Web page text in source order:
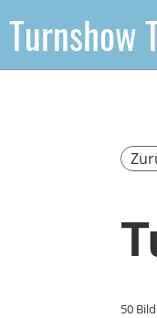
Turnshow
50